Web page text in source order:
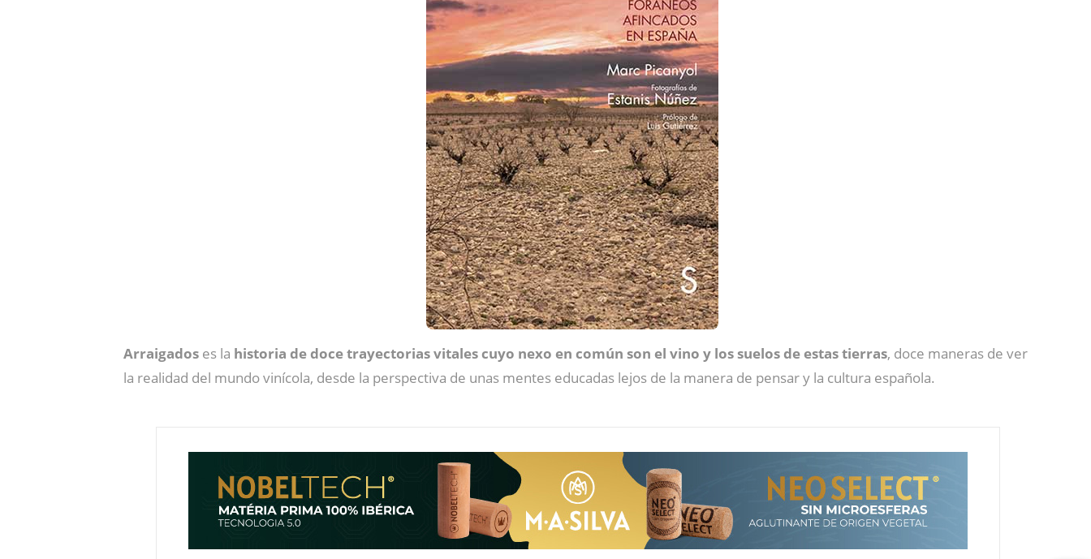
Arraigados es la historia de doce trayectorias vitales cuyo nexo en común son el vino y los suelos de estas tierras, doce maneras de ver
la realidad del mundo vinícola, desde la perspectiva de unas mentes educadas lejos de la manera de pensar y la cultura española.